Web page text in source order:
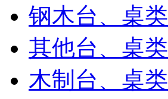
钢木台、桌类
其他台、桌类
木制台、桌类